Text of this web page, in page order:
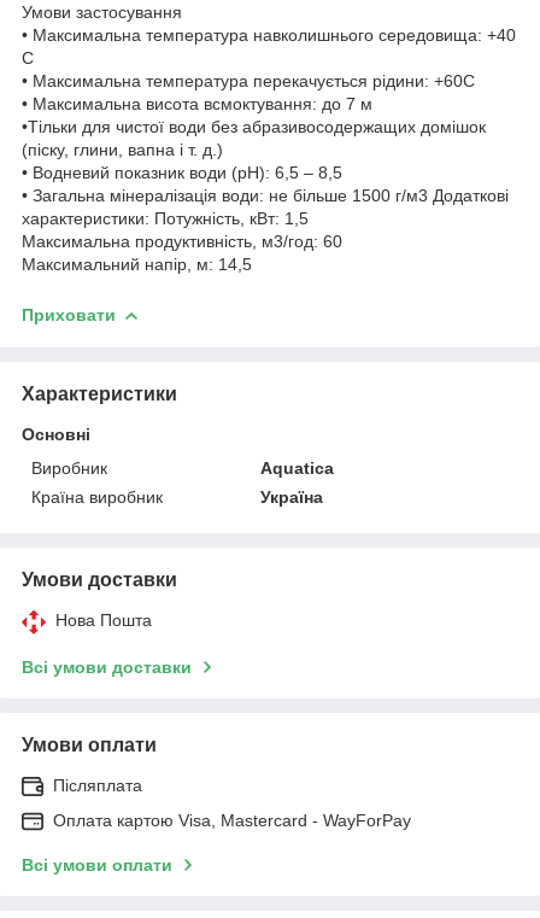
Умови застосування
• Максимальна температура навколишнього середовища: +40
С
• Максимальна температура перекачується рідини: +60С
• Максимальна висота всмоктування: до 7 м
•Тільки для чистої води без абразивосодержащих домішок
(піску, глини, вапна і т. д.)
• Водневий показник води (рН): 6,5 – 8,5
• Загальна мінералізація води: не більше 1500 г/м3 Додаткові
характеристики: Потужність, кВт: 1,5
Максимальна продуктивність, м3/год: 60
Максимальний напір, м: 14,5
Приховати
Характеристики
Основні
Виробник
Aquatica
Країна виробник
Україна
Умови доставки
Нова Пошта
Всі умови доставки
Умови оплати
Післяплата
Оплата картою Visa, Mastercard - WayForPay
Всі умови оплати